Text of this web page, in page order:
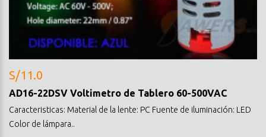
S/11.0
AD16-22DSV Voltimetro de Tablero 60-500VAC
Caracteristicas: Material de la lente: PC Fuente de iluminación: LED
Color de lámpara..